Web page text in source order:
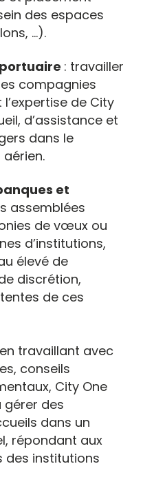
des espaces
…).
: travailler
compagnies
de City
d’assistance et
dans le
et
assemblées
de vœux ou
d’institutions,
élevé de
discrétion,
de ces
travaillant avec
conseils
City One
des
dans un
répondant aux
des institutions